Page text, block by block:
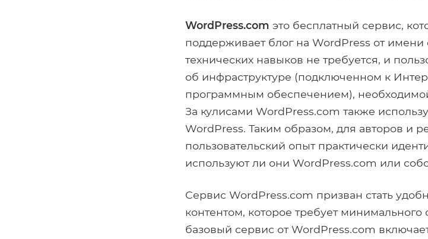
WordPress.com это бесплатный сервис,
поддерживает блог на WordPress от имени
технических навыков не требуется, и
об инфраструктуре (подключенном к
программным обеспечением),
За кулисами WordPress.com также
WordPress. Таким образом, для авторов и
пользовательский опыт практически
используют ли они WordPress.com или
Сервис WordPress.com призван стать
контентом, которое требует
базовый сервис от WordPress.com